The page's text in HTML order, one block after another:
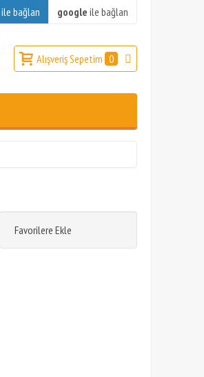
ile bağlan google ile bağlan
Alışveriş Sepetim 0
Favorilere Ekle